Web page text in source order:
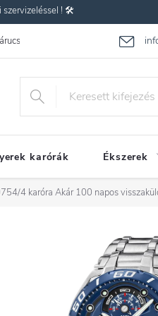
szervizeléssel ! 🛠️
karórák Ékszerek
4 karóra Akár 100 napos